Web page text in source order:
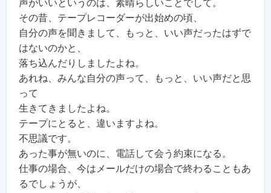
声がいいというのは、素晴らしいことでして。
その昔、テープレコーダーが出始めの頃、
自分の声を聞きまして、もっと、いい声だったはずで
はないのかと、
落ち込んだりしましたよね。
あれね、みんな自分の声って、もっと、いい声だと思
って
生きてきましたよね。
テープにとると、違いますよね。
不思議です。
あった事が無いのに、電話して会う約束になる。
仕事の場合、今はメールだけの場合で終わることもあ
るでしょうが、